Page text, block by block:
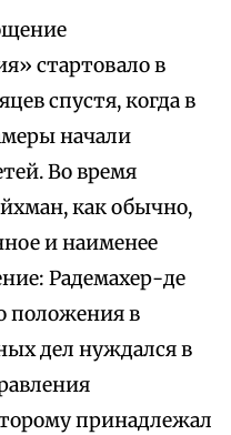
стартовало в
спустя, когда в
начали
Во время
как обычно,
и наименее
Радемахер-де
положения в
дел нуждался в
принадлежал